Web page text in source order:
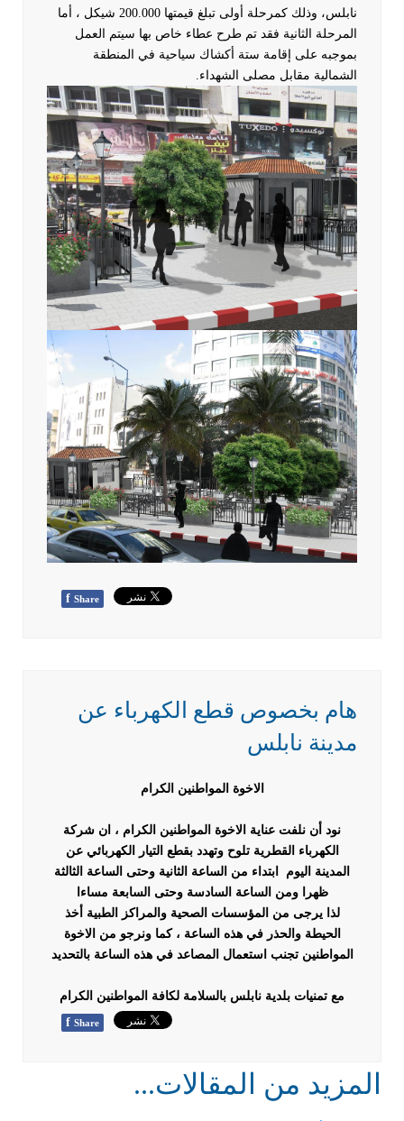
نابلس، وذلك كمرحلة أولى تبلغ قيمتها 200.000 شيكل ، أما
المرحلة الثانية فقد تم طرح عطاء خاص بها سيتم العمل
بموجبه على إقامة ستة أكشاك سياحية في المنطقة
الشمالية مقابل مصلى الشهداء.
f Share
هام بخصوص قطع الكهرباء عن
مدينة نابلس
الاخوة المواطنين الكرام
نود أن نلفت عناية الاخوة المواطنين الكرام ، ان شركة
الكهرباء القطرية تلوح وتهدد بقطع التيار الكهربائي عن
المدينة اليوم ابتداء من الساعة الثانية وحتى الساعة الثالثة
ظهرا ومن الساعة السادسة وحتى السابعة مساءا
لذا يرجى من المؤسسات الصحية والمراكز الطبية أخذ
الحيطة والحذر في هذه الساعة ، كما ونرجو من الاخوة
المواطنين تجنب استعمال المصاعد في هذه الساعة بالتحديد
مع تمنيات بلدية نابلس بالسلامة لكافة المواطنين الكرام
f Share
المزيد من المقالات...